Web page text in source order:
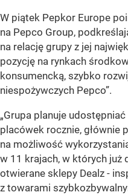
W piątek Pepkor Europe
na Pepco Group,
na relację grupy z jej
pozycję na rynkach
konsumencką, szybko
niespożywczych Pepco”.
„Grupa planuje
placówek rocznie, głównie
na możliwość
w 11 krajach, w których już
otwierane sklepy Dealz -
z towarami